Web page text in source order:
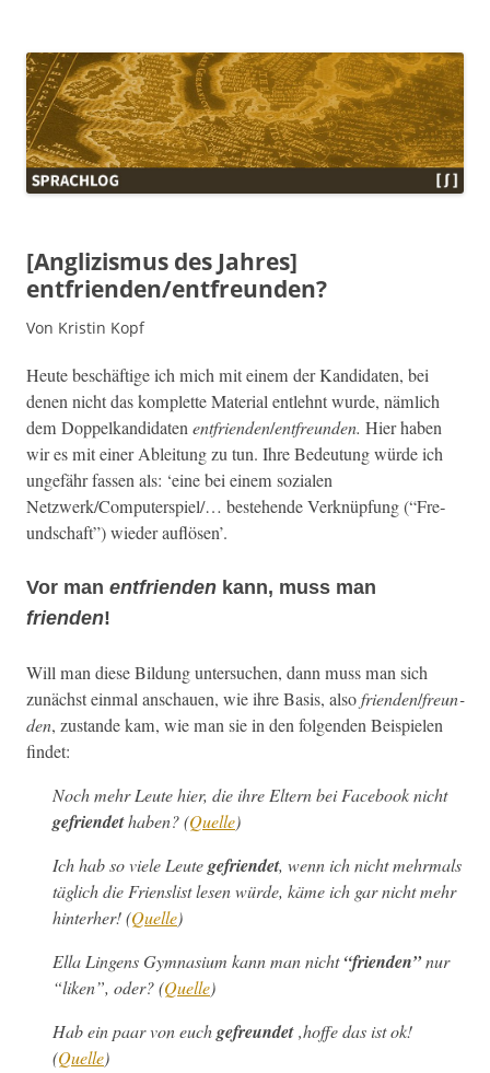
[Anglizismus des Jahres]
entfrienden/entfreunden?
Von Kristin Kopf
Heute beschäftige ich mich mit einem der Kan­di­dat­en, bei
denen nicht das kom­plette Mate­r­i­al entlehnt wurde, näm­lich
dem Dop­pelka­n­di­dat­enent­frien­den/ent­fre­un­den. Hier haben
wir es mit ein­er Ableitungzu tun. Ihre Bedeu­tung würde ich
unge­fähr fassen als: ‘eine bei einem sozialen
Netzwerk/Computerspiel/… beste­hende Verknüp­fung (“Fre­
und­schaft”) wieder auflösen’.
Vor man entfrienden kann, muss man
frienden!
Will man diese Bil­dung unter­suchen, dann muss man sich
zunächst ein­mal anschauen, wie ihre Basis, alsofrien­den/fre­un­
den, zus­tande kam, wie man sie in den fol­gen­den Beispie­len
findet:
Noch mehr Leute hier, die ihre Eltern bei Face­book nicht
gefrien­dethaben?(Quelle)
Ich hab so viele Leutegefrien­det, wenn ich nicht mehrmals
täglich die Frienslist lesen würde, käme ich gar nicht mehr
hin­ter­her!(Quelle)
Ella Lin­gens Gym­na­si­um kann man nicht“frien­den”nur
“liken”, oder?(Quelle)
Hab ein paar von euchgefre­un­det‚hoffe das ist ok!
(Quelle)